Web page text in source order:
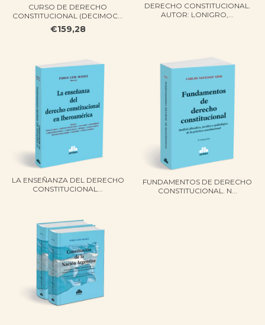
CURSO DE DERECHO
CONSTITUCIONAL (DECIMOC...
€159,28
DERECHO CONSTITUCIONAL.
AUTOR: LONIGRO,...
LA ENSEÑANZA DEL DERECHO
CONSTITUCIONAL...
FUNDAMENTOS DE DERECHO
CONSTITUCIONAL. N...